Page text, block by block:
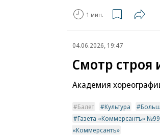
1 мин.
04.06.2026, 19:47
Смотр строя
Академия
Балет Культура
Газета «Коммерсантъ» №99
«Коммерсантъ»